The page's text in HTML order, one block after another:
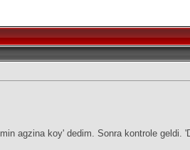
agzina koy' dedim. Sonra kontrole geldi.